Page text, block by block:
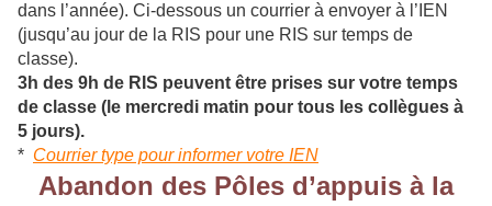
dans l’année). Ci-dessous un courrier à envoyer à l’IEN
(jusqu’au jour de la RIS pour une RIS sur temps de
classe).
3h des 9h de RIS peuvent être prises sur votre temps
de classe (le mercredi matin pour tous les collègues à
5 jours).
* Courrier type pour informer votre IEN
Abandon des Pôles d’appuis à la